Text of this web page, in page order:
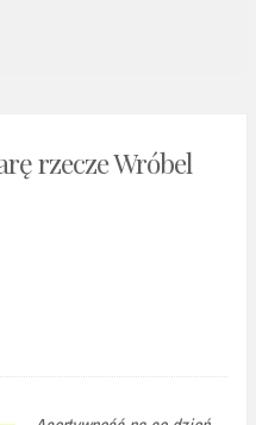
rzecze Wróbel